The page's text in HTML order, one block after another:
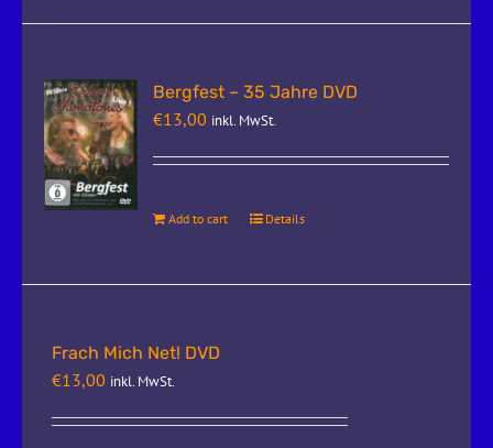
Bergfest – 35 Jahre DVD
€13,00 inkl. MwSt.
Add to cart Details
Frach Mich Net! DVD
€13,00 inkl. MwSt.